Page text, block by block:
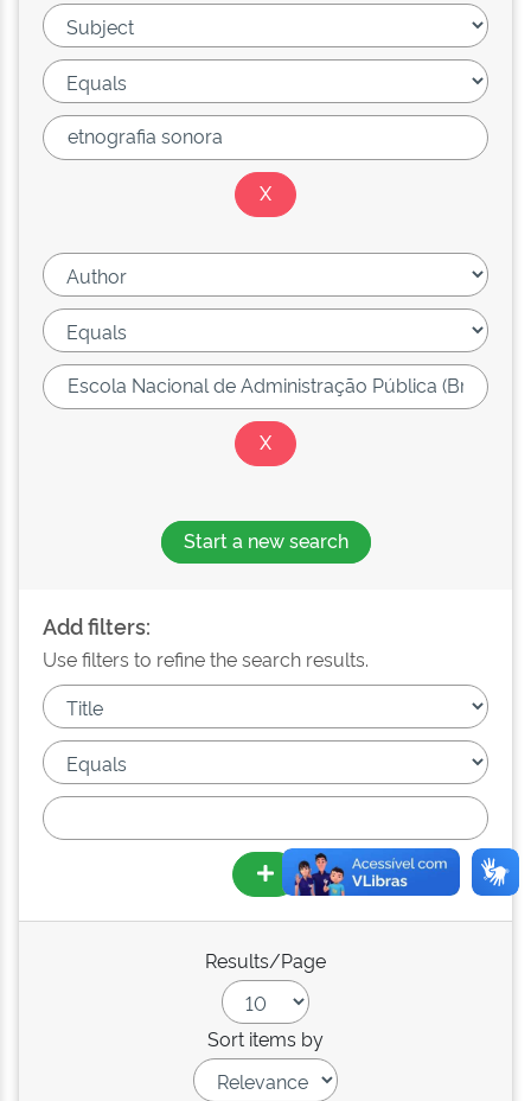
Start a new search
Add filters:
Use filters to refine the search results.
Results/Page
Sort items by